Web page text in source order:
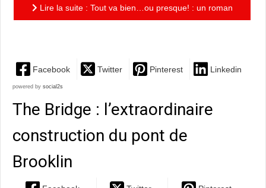
Lire la suite : Tout va bien…ou presque! : un roman
Facebook Twitter Pinterest Linkedin
powered by social2s
The Bridge : l’extraordinaire
construction du pont de
Brooklin